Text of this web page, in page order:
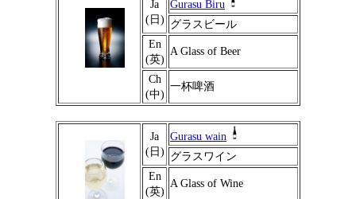
Ja
(日)
Gurasu Biru
グラスビール
En
(英)
A Glass of Beer
Ch
(中)
一杯啤酒
Ja
(日)
Gurasu wain
グラスワイン
En
(英)
A Glass of Wine